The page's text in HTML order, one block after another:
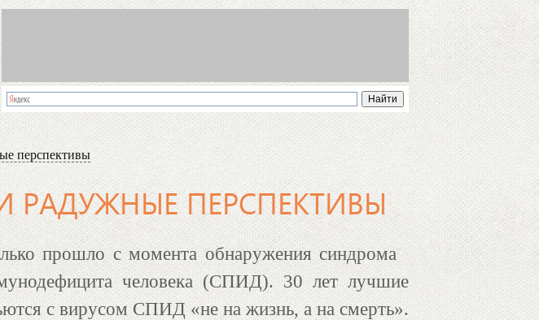
перспективы
ПЕРСПЕКТИВЫ
прошло с момента обнаружения синдрома
человека (СПИД). 30 лет лучшие
с вирусом СПИД «не на жизнь, а на смерть».